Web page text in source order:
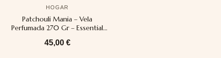
HOGAR
Patchouli Mania – Vela
Perfumada 270 Gr – Essential
45,00 €